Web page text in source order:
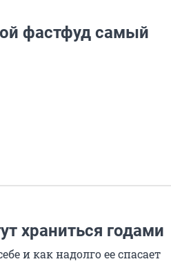
фастфуд самый
храниться годами
и как надолго ее спасает